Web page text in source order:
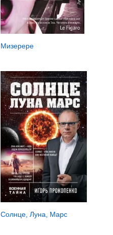
Мизерере
Солнце, Луна, Марс